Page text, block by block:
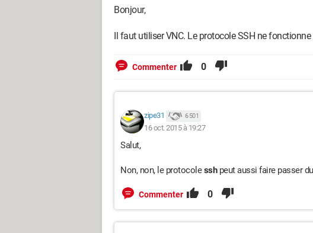
Bonjour,
Il faut utiliser VNC. Le protocole SSH ne
Commenter 0
zipe31 6 501
16 oct. 2015 à 19:27
Salut,
Non, non, le protocolesshpeut aussi faire passer du
Commenter 0